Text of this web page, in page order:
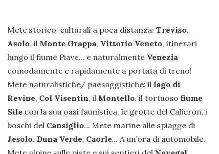
Mete storico-culturali a poca distanza: Treviso,
Asolo, il Monte Grappa, Vittorio Veneto, itinerari
lungo il fiume Piave… e naturalmente Venezia
comodamente e rapidamente a portata di treno!
Mete naturalistiche/ paesaggistiche: il lago di
Revine, Col Visentin, il Montello, il tortuoso fiume
Sile con la sua oasi faunistica, le grotte del Calieron, i
boschi del Cansiglio... Mete marine alle spiagge di
Jesolo, Duna Verde, Caorle... A un’ora di automobile.